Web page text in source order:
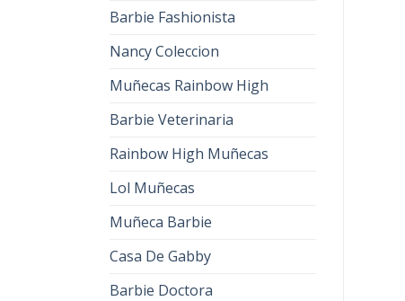
Barbie Fashionista
Nancy Coleccion
Muñecas Rainbow High
Barbie Veterinaria
Rainbow High Muñecas
Lol Muñecas
Muñeca Barbie
Casa De Gabby
Barbie Doctora